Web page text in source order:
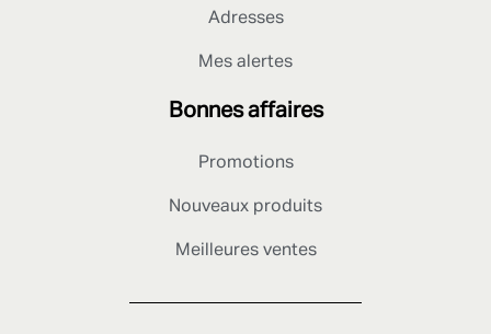
Adresses
Mes alertes
Bonnes affaires
Promotions
Nouveaux produits
Meilleures ventes